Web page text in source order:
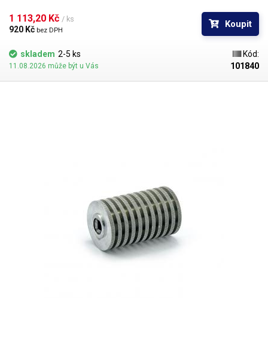
opotřebení či poškození možno použít tento náhradní díl a zařízení
svépomocí opravit.
1 113,20 Kč / ks
920 Kč bez DPH
Koupit
skladem 2-5 ks
11.08.2026 může být u Vás
Kód:
101840